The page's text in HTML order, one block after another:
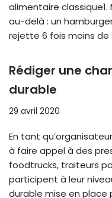
alimentaire
au-delà : un
rejette 6 fois moins de
Rédiger une
durable
29 avril 2020
En tant
à faire appel à des
foodtrucks, traiteurs
participent à leur
durable mise en place